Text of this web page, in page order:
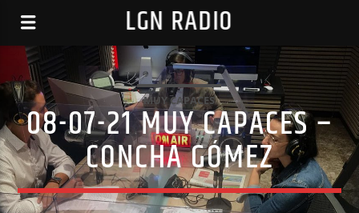
LGN RADIO
MUY CAPACES
08-07-21 MUY CAPACES –
CONCHA GÓMEZ